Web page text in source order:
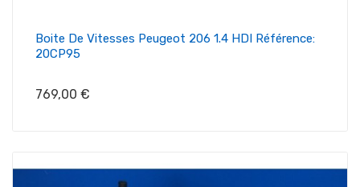
Boite De Vitesses Peugeot 206 1.4 HDI Référence:
20CP95
Prix
769,00 €